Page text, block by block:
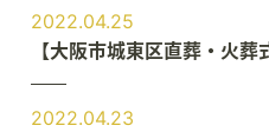
2022.04.25
【大阪市城東区直葬・火葬
2022.04.23